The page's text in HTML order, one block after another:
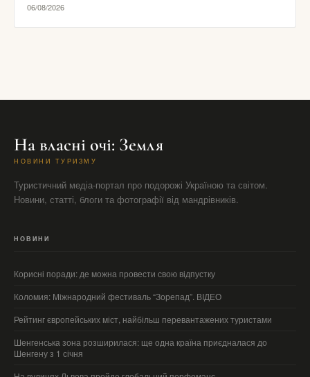
06/08/2026
На власні очі: Земля
НОВИНИ ТУРИЗМУ
Туристичний медіа-портал про подорожі Україною та світом.
Новини, статті, блоги та фотографії від мандрівників.
НОВИНИ
Корисні поради: де можна провести свою відпустку
Коломия: Міжнародний фестиваль “Зорепад”. ВІДЕО
Рейтинг європейських міст, найбільш перевантажених туристами
Шенгенська зона розширилася: ще одна країна приєдналася до
Шенгену з 1 січня